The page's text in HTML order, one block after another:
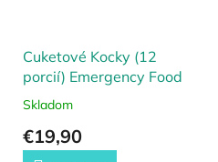
Cuketové Kocky (12
porcií) Emergency Food
Skladom
€19,90